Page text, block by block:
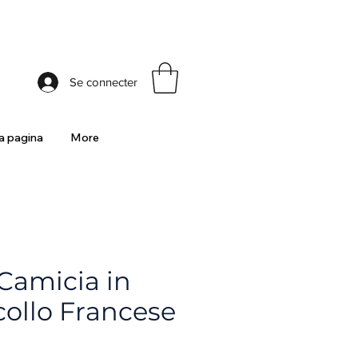
pagina More
Se connecter
in
Francese